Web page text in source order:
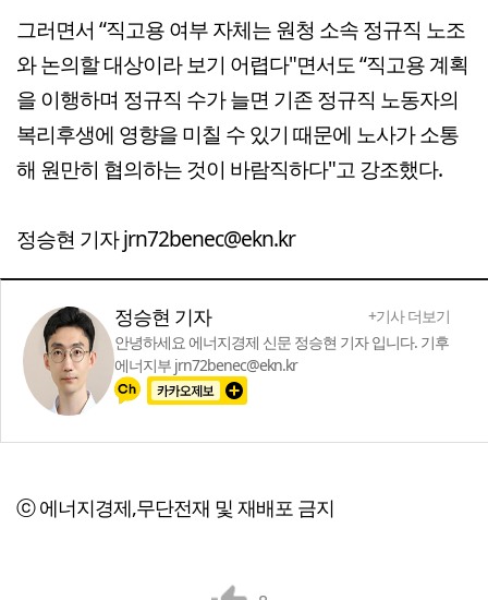
그러면서 “직고용 여부 자체는 원청 소속 정규직 노조
와 논의할 대상이라 보기 어렵다"면서도 “직고용 계획
을 이행하며 정규직 수가 늘면 기존 정규직 노동자의
복리후생에 영향을 미칠 수 있기 때문에 노사가 소통
해 원만히 협의하는 것이 바람직하다"고 강조했다.
정승현 기자 jrn72benec@ekn.kr
정승현 기자
+기사 더보기
안녕하세요 에너지경제 신문 정승현 기자 입니다. 기후
에너지부 jrn72benec@ekn.kr
ⓒ 에너지경제,무단전재 및 재배포 금지